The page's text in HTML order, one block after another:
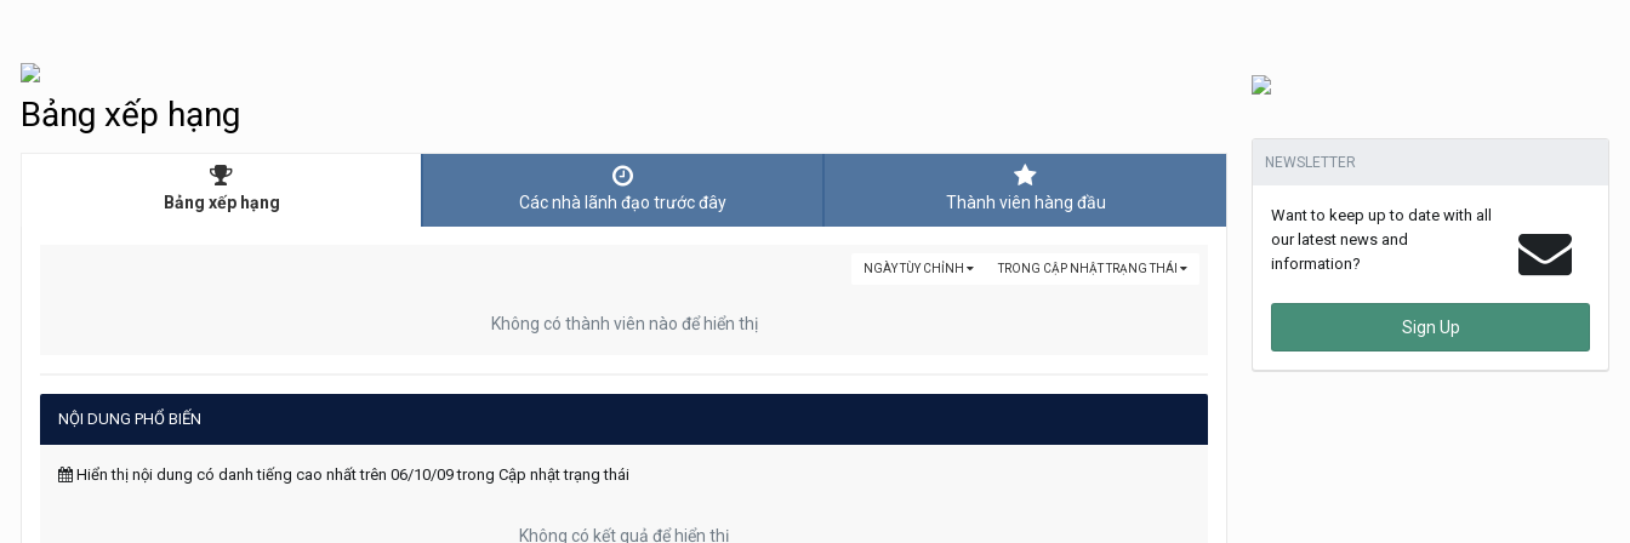
Bảng xếp hạng
Bảng xếp hạng Các nhà lãnh đạo trước đây Thành viên hàng đầu
TRONG CẬP NHẬT TRẠNG THÁI
NGÀY TÙY CHỈNH
Không có thành viên nào để hiển thị
NỘI DUNG PHỔ BIẾN
Hiển thị nội dung có danh tiếng cao nhất trên 06/10/09 trong Cập nhật trạng thái
Không có kết quả để hiển thị
NEWSLETTER
Want to keep up to date with all
our latest news and
information?
Sign Up